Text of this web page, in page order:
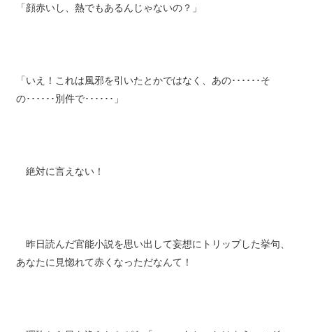
「顔赤いし、熱でもあるんじゃないの？」
「いえ！これは風邪を引いたとかではなく、あの･･････そ
の･･････別件で･･････」
絶対に言えない！
昨日読んだ官能小説を思い出して妄想にトリップした挙句、
あなたに見惚れて赤くなっただなんて！